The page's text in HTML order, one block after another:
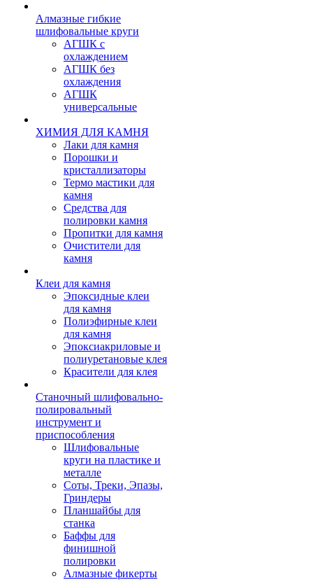
Алмазные гибкие
шлифовальные круги
АГШК с
охлаждением
АГШК без
охлаждения
АГШК
универсальные
ХИМИЯ ДЛЯ КАМНЯ
Лаки для камня
Порошки и
кристаллизаторы
Термо мастики для
камня
Средства для
полировки камня
Пропитки для камня
Очистители для
камня
Клеи для камня
Эпоксидные клеи
для камня
Полиэфирные клеи
для камня
Эпоксиакриловые и
полиуретановые клея
Красители для клея
Станочный шлифовально-
полировальный
инструмент и
приспособления
Шлифовальные
круги на пластике и
металле
Соты, Треки, Эпазы,
Гриндеры
Планшайбы для
станка
Баффы для
финишной
полировки
Алмазные фикерты